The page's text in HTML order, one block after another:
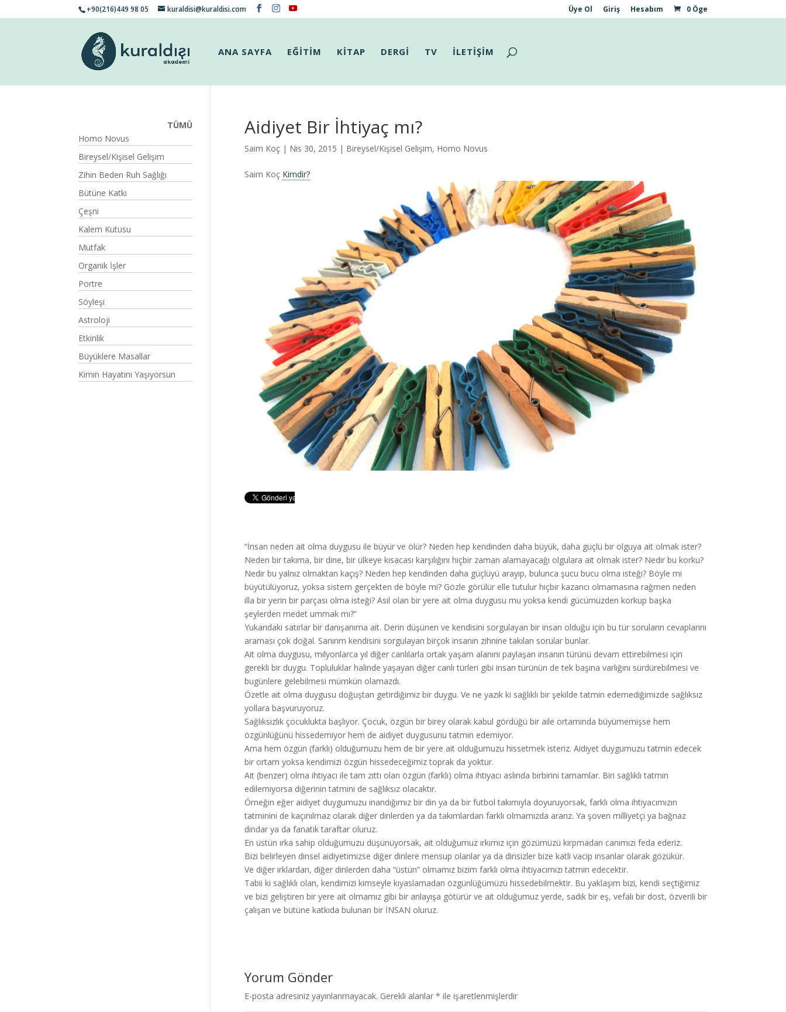
+90(216)449 98 05 kuraldisi@kuraldisi.com Üye Ol Giriş Hesabım 0 Öge
ANA SAYFA EĞİTİM KİTAP DERGİ TV İLETİŞİM
Aidiyet Bir İhtiyaç mı?
Saim Koç| Nis 30, 2015 | Bireysel/Kişisel Gelişim, Homo Novus
Saim Koç Kimdir?
“İnsan neden ait olma duygusu ile büyür ve ölür? Neden hep kendinden daha büyük, daha güçlü bir olguya ait olmak ister?
Neden bir takıma, bir dine, bir ülkeye kısacası karşılığını hiçbir zaman alamayacağı olgulara ait olmak ister? Nedir bu korku?
Nedir bu yalnız olmaktan kaçış? Neden hep kendinden daha güçlüyü arayıp, bulunca şucu bucu olma isteği? Böyle mi
büyütülüyoruz, yoksa sistem gerçekten de böyle mi? Gözle görülür elle tutulur hiçbir kazancı olmamasına rağmen neden
illa bir yerin bir parçası olma isteği? Asıl olan bir yere ait olma duygusu mu yoksa kendi gücümüzden korkup başka
şeylerden medet ummak mı?”
Yukarıdaki satırlar bir danışanıma ait. Derin düşünen ve kendisini sorgulayan bir insan olduğu için bu tür soruların cevaplarını
araması çok doğal. Sanırım kendisini sorgulayan birçok insanın zihnine takılan sorular bunlar.
Ait olma duygusu, milyonlarca yıl diğer canlılarla ortak yaşam alanını paylaşan insanın türünü devam ettirebilmesi için
gerekli bir duygu. Topluluklar halinde yaşayan diğer canlı türleri gibi insan türünün de tek başına varlığını sürdürebilmesi ve
bugünlere gelebilmesi mümkün olamazdı.
Özetle ait olma duygusu doğuştan getirdiğimiz bir duygu. Ve ne yazık ki sağlıklı bir şekilde tatmin edemediğimizde sağlıksız
yollara başvuruyoruz.
Sağlıksızlık çocuklukta başlıyor. Çocuk, özgün bir birey olarak kabul gördüğü bir aile ortamında büyümemişse hem
özgünlüğünü hissedemiyor hem de aidiyet duygusunu tatmin edemiyor.
Ama hem özgün (farklı) olduğumuzu hem de bir yere ait olduğumuzu hissetmek isteriz. Aidiyet duygumuzu tatmin edecek
bir ortam yoksa kendimizi özgün hissedeceğimiz toprak da yoktur.
Ait (benzer) olma ihtiyacı ile tam zıttı olan özgün (farklı) olma ihtiyacı aslında birbirini tamamlar. Biri sağlıklı tatmin
edilemiyorsa diğerinin tatmini de sağlıksız olacaktır.
Örneğin eğer aidiyet duygumuzu inandığımız bir din ya da bir futbol takımıyla doyuruyorsak, farklı olma ihtiyacımızın
tatminini de kaçınılmaz olarak diğer dinlerden ya da takımlardan farklı olmamızda ararız. Ya şoven milliyetçi ya bağnaz
dindar ya da fanatik taraftar oluruz.
En üstün ırka sahip olduğumuzu düşünüyorsak, ait olduğumuz ırkımız için gözümüzü kırpmadan canımızı feda ederiz.
Bizi belirleyen dinsel aidiyetimizse diğer dinlere mensup olanlar ya da dinsizler bize katli vacip insanlar olarak gözükür.
Ve diğer ırklardan, diğer dinlerden daha “üstün” olmamız bizim farklı olma ihtiyacımızı tatmin edecektir.
Tabii ki sağlıklı olan, kendimizi kimseyle kıyaslamadan özgünlüğümüzü hissedebilmektir. Bu yaklaşım bizi, kendi seçtiğimiz
ve bizi geliştiren bir yere ait olmamız gibi bir anlayışa götürür ve ait olduğumuz yerde, sadık bir eş, vefalı bir dost, özverili bir
çalışan ve bütüne katkıda bulunan bir İNSAN oluruz.
Yorum Gönder
E-posta adresiniz yayınlanmayacak. Gerekli alanlar * ile işaretlenmişlerdir
TÜMÜ
Homo Novus
Bireysel/Kişisel Gelişim
Zihin Beden Ruh Sağlığı
Bütüne Katkı
Çeşni
Kalem Kutusu
Mutfak
Organik İşler
Portre
Söyleşi
Astroloji
Etkinlik
Büyüklere Masallar
Kimin Hayatını Yaşıyorsun